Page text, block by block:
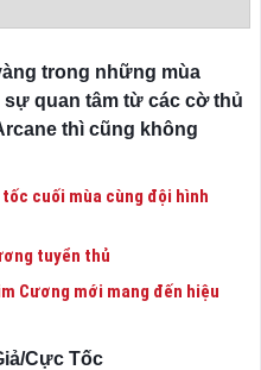
trong những mùa
quan tâm từ các cờ thủ
thì cũng không
cuối mùa cùng đội hình
tuyển thủ
Cương mới mang đến hiệu
Cực Tốc